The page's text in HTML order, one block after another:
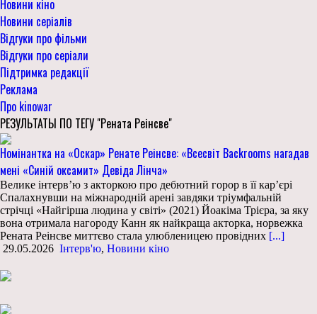
Новини кіно
Новини серіалів
Відгуки про фільми
Відгуки про серіали
Підтримка редакції
Реклама
Про kinowar
РЕЗУЛЬТАТЫ ПО ТЕГУ "Рената Реінсве"
Номінантка на «Оскар» Ренате Реінсве: «Всесвіт Backrooms нагадав
мені «Синій оксамит» Девіда Лінча»
Велике інтерв’ю з акторкою про дебютний горор в її кар’єрі
Спалахнувши на міжнародній арені завдяки тріумфальній
стрічці «Найгірша людина у світі» (2021) Йоакіма Трієра, за яку
вона отримала нагороду Канн як найкраща акторка, норвежка
Рената Реінсве миттєво стала улюбленицею провідних [...]
29.05.2026 Інтерв'ю, Новини кіно